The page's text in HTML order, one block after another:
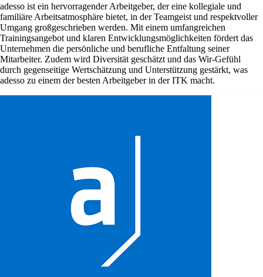
adesso ist ein hervorragender Arbeitgeber, der eine kollegiale und
familiäre Arbeitsatmosphäre bietet, in der Teamgeist und respektvoller
Umgang großgeschrieben werden. Mit einem umfangreichen
Trainingsangebot und klaren Entwicklungsmöglichkeiten fördert das
Unternehmen die persönliche und berufliche Entfaltung seiner
Mitarbeiter. Zudem wird Diversität geschätzt und das Wir-Gefühl
durch gegenseitige Wertschätzung und Unterstützung gestärkt, was
adesso zu einem der besten Arbeitgeber in der ITK macht.